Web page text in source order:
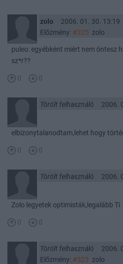
zolo
2006. 01. 30. 13:19
Előzmény: #325 zolo
puleo: egyébként miért nem öntesz
sz*r??
0 0
Törölt felhasználó 2006.
elbizonytalanodtam,lehet hogy
0 0
Törölt felhasználó 2006.
Zolo legyetek optimisták,legalább Ti
0 0
Törölt felhasználó
2006.
Előzmény: #323 zolo